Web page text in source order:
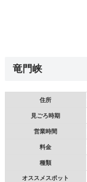
竜門峡
住所
見ごろ時期
営業時間
料金
種類
オススメスポット